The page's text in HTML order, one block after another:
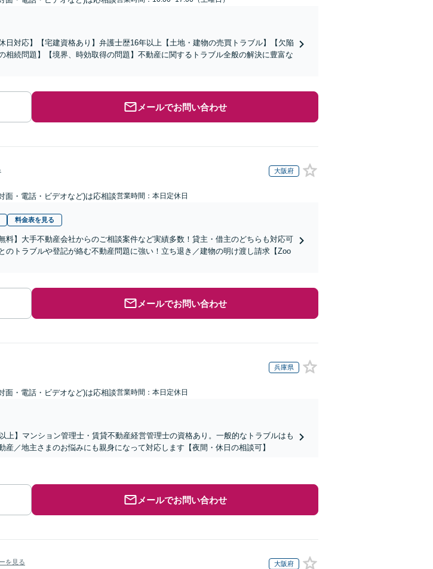
日対応】【宅建資格あり】弁護士歴16年以上【土地・建物の売買トラブル】【欠陥
相続問題】【境界、時効取得の問題】不動産に関するトラブル全般の解決に豊富な
メールでお問い合わせ
大阪府
面・電話・ビデオなど)は応相談営業時間：本日定休日
料金表を見る
料】大手不動産会社からのご相談案件など実績多数！貸主・借主のどちらも対応可
のトラブルや登記が絡む不動産問題に強い！立ち退き／建物の明け渡し請求【Zoo
メールでお問い合わせ
兵庫県
面・電話・ビデオなど)は応相談営業時間：本日定休日
上】マンション管理士・賃貸不動産経営管理士の資格あり。一般的なトラブルはも
産／地主さまのお悩みにも親身になって対応します【夜間・休日の相談可】
メールでお問い合わせ
を見る 大阪府